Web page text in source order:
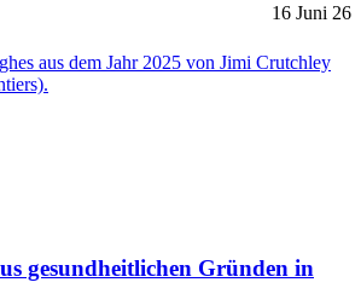
16 Juni 26
gesundheitlichen Gründen in